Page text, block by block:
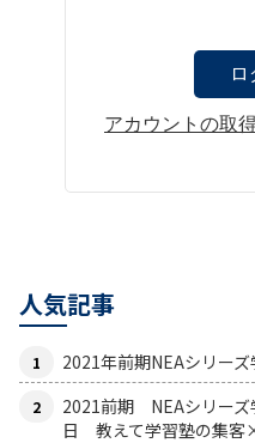
アカウントの取
人気記事
2021年前期NEAシリー
2021前期 NEAシリー
日 教えて学習塾の集客